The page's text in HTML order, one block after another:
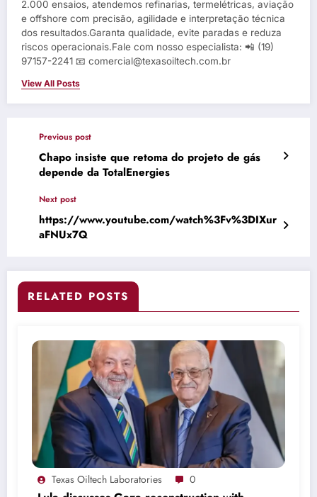
2.000 ensaios, atendemos refinarias, termelétricas, aviação
e offshore com precisão, agilidade e interpretação técnica
dos resultados.Garanta qualidade, evite paradas e reduza
riscos operacionais.Fale com nosso especialista: 📲 (19)
97157-2241 📧 comercial@texasoiltech.com.br
View All Posts
Previous post
Chapo insiste que retoma do projeto de gás
depende da TotalEnergies
Next post
https://www.youtube.com/watch%3Fv%3DIXur
aFNUx7Q
RELATED POSTS
Texas Oiltech Laboratories 0